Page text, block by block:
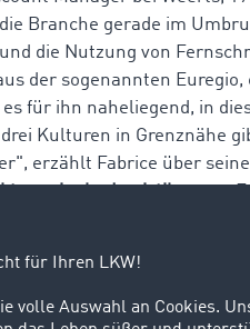
Branche gerade im
die Nutzung von
der sogenannten Euregio,
für ihn naheliegend, in
Kulturen in Grenznähe
erzählt Fabrice über
Aufbau persönlicher
seiner Sicht von